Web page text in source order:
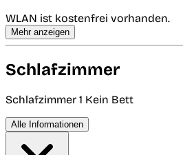
WLAN ist kostenfrei vorhanden.
Mehr anzeigen
Schlafzimmer
Schlafzimmer 1 Kein Bett
Alle Informationen